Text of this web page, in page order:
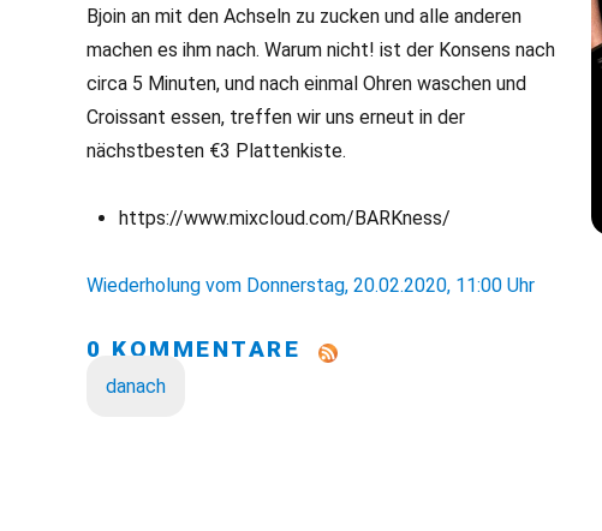
Bjoin an mit den Achseln zu zucken und alle anderen
machen es ihm nach. Warum nicht! ist der Konsens nach
circa 5 Minuten, und nach einmal Ohren waschen und
Croissant essen, treffen wir uns erneut in der
nächstbesten €3 Plattenkiste.
https://www.mixcloud.com/BARKness/
Wiederholung vom Donnerstag, 20.02.2020, 11:00 Uhr
0 KOMMENTARE
danach